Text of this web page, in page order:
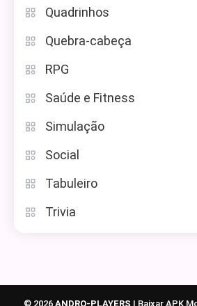
Quadrinhos
Quebra-cabeça
RPG
Saúde e Fitness
Simulação
Social
Tabuleiro
Trivia
© 2026 ANDRO-PLAYERS | Baixar APK